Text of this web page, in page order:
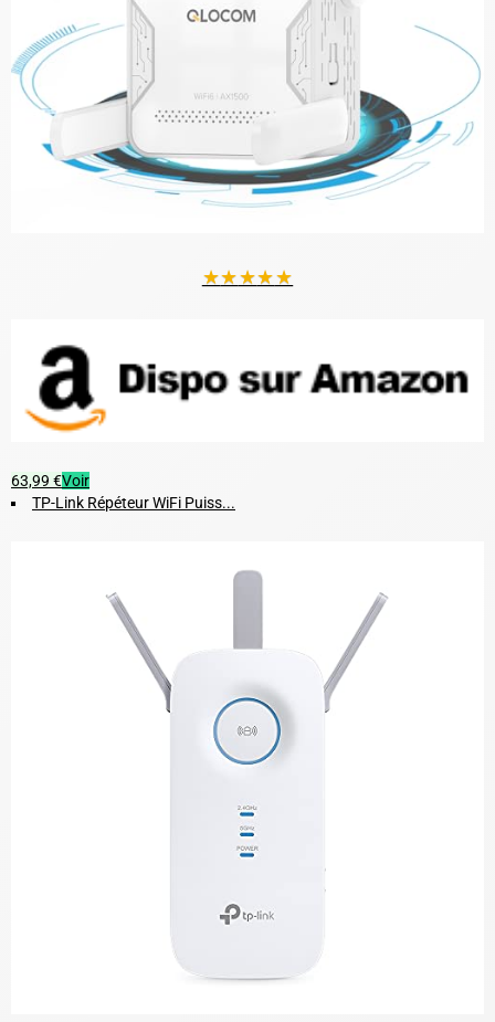
★★★★★
63,99 €Voir
TP-Link Répéteur WiFi Puiss...